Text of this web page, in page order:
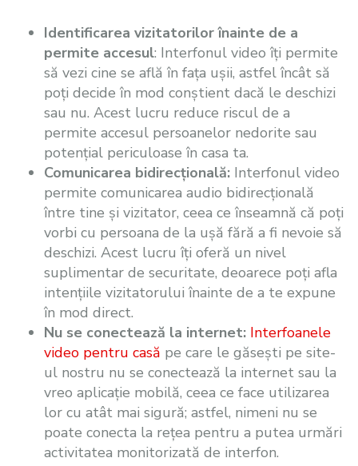
Identificarea vizitatorilor înainte de a
permite accesul: Interfonul video îți permite
să vezi cine se află în fața ușii, astfel încât să
poți decide în mod conștient dacă le deschizi
sau nu. Acest lucru reduce riscul de a
permite accesul persoanelor nedorite sau
potențial periculoase în casa ta.
Comunicarea bidirecțională: Interfonul video
permite comunicarea audio bidirecțională
între tine și vizitator, ceea ce înseamnă că poți
vorbi cu persoana de la ușă fără a fi nevoie să
deschizi. Acest lucru îți oferă un nivel
suplimentar de securitate, deoarece poți afla
intențiile vizitatorului înainte de a te expune
în mod direct.
Nu se conectează la internet: Interfoanele
video pentru casă pe care le găsești pe site-
ul nostru nu se conectează la internet sau la
vreo aplicație mobilă, ceea ce face utilizarea
lor cu atât mai sigură; astfel, nimeni nu se
poate conecta la rețea pentru a putea urmări
activitatea monitorizată de interfon.